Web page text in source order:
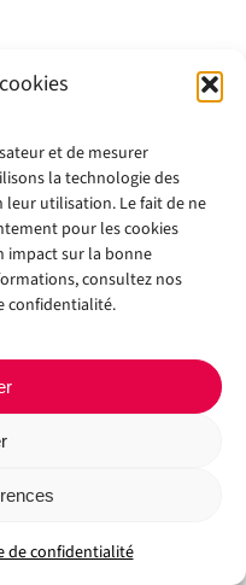
et de mesurer
la technologie des
leur utilisation. Le fait de ne
pour les cookies
impact sur la bonne
consultez nos
confidentialité.
de confidentialité
BuilderbyAvada| All Rights
WordPress